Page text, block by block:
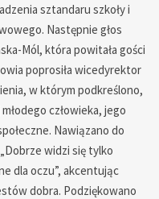
sztandaru szkoły i
Następnie głos
Mól, która powitała gości
poprosiła wicedyrektor
w którym podkreślono,
człowieka, jego
Nawiązano do
widzi się tylko
dla oczu”, akcentując
dobra. Podziękowano